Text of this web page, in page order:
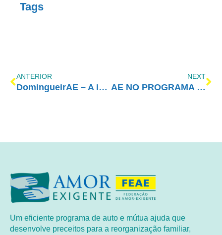
Tags
ANTERIOR
DomingueirAE – A importância da recuperação dos familiares
NEXT
AE NO PROGRAMA VIDA MELHOR – REDEVIDA – 26/02/2024
Um eficiente programa de auto e mútua ajuda que
desenvolve preceitos para a reorganização familiar,